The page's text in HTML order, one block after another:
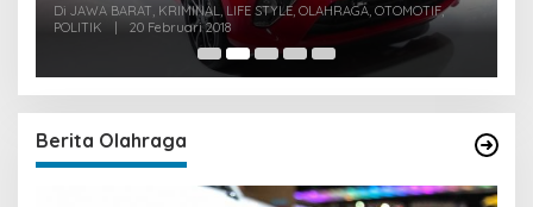
Di JAWA BARAT, KRIMINAL, LIFE STYLE, OLAHRAGA, OTOMOTIF,
POLITIK
| 20 Februari 2018
Berita Olahraga